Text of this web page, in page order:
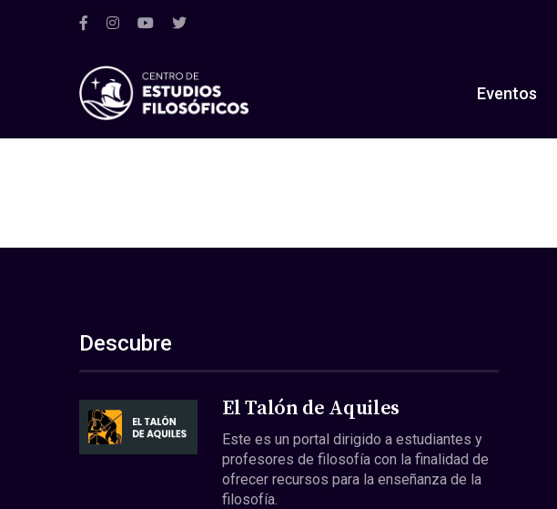
Eventos
Descubre
El Talón de Aquiles
Este es un portal dirigido a estudiantes y
profesores de filosofía con la finalidad de
ofrecer recursos para la enseñanza de la
filosofía.